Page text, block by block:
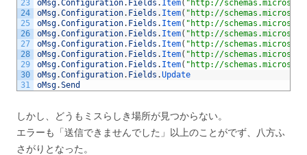
23
24
25
26
27
28
29
30
31
oMsg.Configuration. Fields . Item( "http://
oMsg.Configuration. Fields . Item( "http://
oMsg.Configuration. Fields . Item( "http://
oMsg.Configuration. Fields . Item( "http://
oMsg.Configuration. Fields . Item( "http://
oMsg.Configuration. Fields . Item( "http://
oMsg.Configuration. Fields . Item( "http://
oMsg.Configuration. Fields .Update
oMsg.Send
しかし、どうもミスらしき場所が見つからない。
エラーも「送信できませんでした」以上のことがでず、八方ふ
さがりとなった。